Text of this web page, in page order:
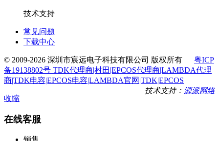
技术支持
常见问题
下载中心
© 2009-2026 深圳市宸远电子科技有限公司 版权所有 粤ICP
备19138802号 TDK代理商|村田|EPCOS代理商|LAMBDA代理
商|TDK电容|EPCOS电容|LAMBDA官网|TDK|EPCOS
技术支持： 源派网络
收缩
在线客服